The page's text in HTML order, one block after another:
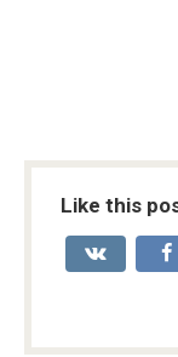
Like this